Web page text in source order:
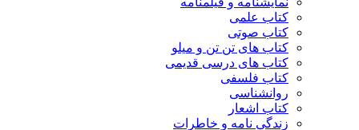
کتاب علمی
کتاب صوتی
کتاب های تن تن و میلو
کتاب های درسی قدیمی
کتاب فلسفی
روانشناسی
کتاب اشعار
زندگی نامه و خاطرات